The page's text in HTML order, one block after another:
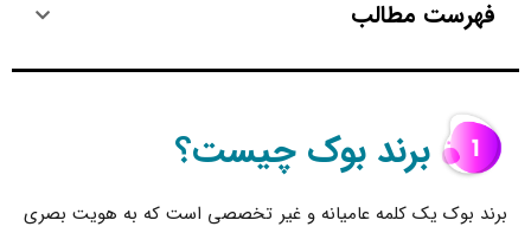
فهرست مطالب
برند بوک چیست؟
برند بوک یک کلمه عامیانه و غیر تخصصی است که به هویت بصری